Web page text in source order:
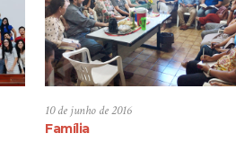
10 de junho de 2016
Família